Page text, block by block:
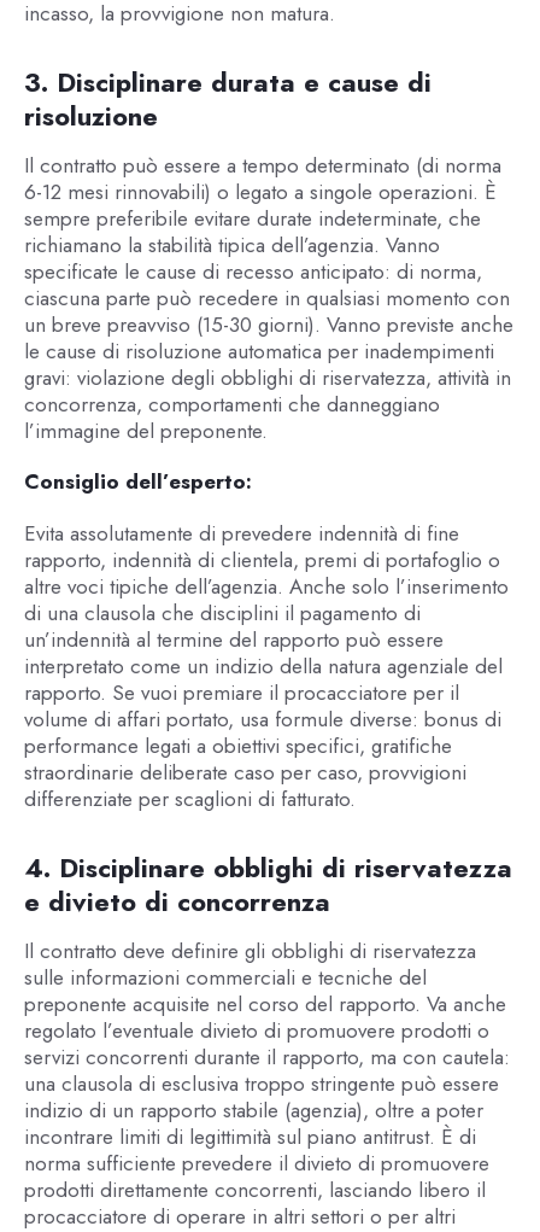
incasso, la provvigione non matura.
3. Disciplinare durata e cause di
risoluzione
Il contratto può essere a tempo determinato (di norma
6-12 mesi rinnovabili) o legato a singole operazioni. È
sempre preferibile evitare durate indeterminate, che
richiamano la stabilità tipica dell’agenzia. Vanno
specificate le cause di recesso anticipato: di norma,
ciascuna parte può recedere in qualsiasi momento con
un breve preavviso (15-30 giorni). Vanno previste anche
le cause di risoluzione automatica per inadempimenti
gravi: violazione degli obblighi di riservatezza, attività in
concorrenza, comportamenti che danneggiano
l’immagine del preponente.
Consiglio dell’esperto:
Evita assolutamente di prevedere indennità di fine
rapporto, indennità di clientela, premi di portafoglio o
altre voci tipiche dell’agenzia. Anche solo l’inserimento
di una clausola che disciplini il pagamento di
un’indennità al termine del rapporto può essere
interpretato come un indizio della natura agenziale del
rapporto. Se vuoi premiare il procacciatore per il
volume di affari portato, usa formule diverse: bonus di
performance legati a obiettivi specifici, gratifiche
straordinarie deliberate caso per caso, provvigioni
differenziate per scaglioni di fatturato.
4. Disciplinare obblighi di riservatezza
e divieto di concorrenza
Il contratto deve definire gli obblighi di riservatezza
sulle informazioni commerciali e tecniche del
preponente acquisite nel corso del rapporto. Va anche
regolato l’eventuale divieto di promuovere prodotti o
servizi concorrenti durante il rapporto, ma con cautela:
una clausola di esclusiva troppo stringente può essere
indizio di un rapporto stabile (agenzia), oltre a poter
incontrare limiti di legittimità sul piano antitrust. È di
norma sufficiente prevedere il divieto di promuovere
prodotti direttamente concorrenti, lasciando libero il
procacciatore di operare in altri settori o per altri